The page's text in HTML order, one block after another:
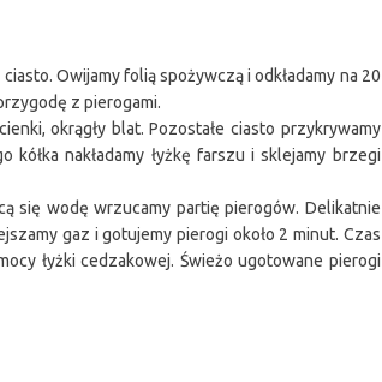
Owijamy folią spożywczą i odkładamy na 20
z pierogami.
okrągły blat. Pozostałe ciasto przykrywamy
nakładamy łyżkę farszu i sklejamy brzegi
się wodę wrzucamy partię pierogów. Delikatnie
gaz i gotujemy pierogi około 2 minut. Czas
łyżki cedzakowej. Świeżo ugotowane pierogi